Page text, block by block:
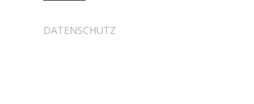
DATENSCHUTZ